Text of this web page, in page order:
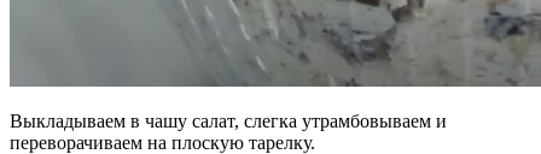
Выкладываем в чашу салат, слегка утрамбовываем и
переворачиваем на плоскую тарелку.